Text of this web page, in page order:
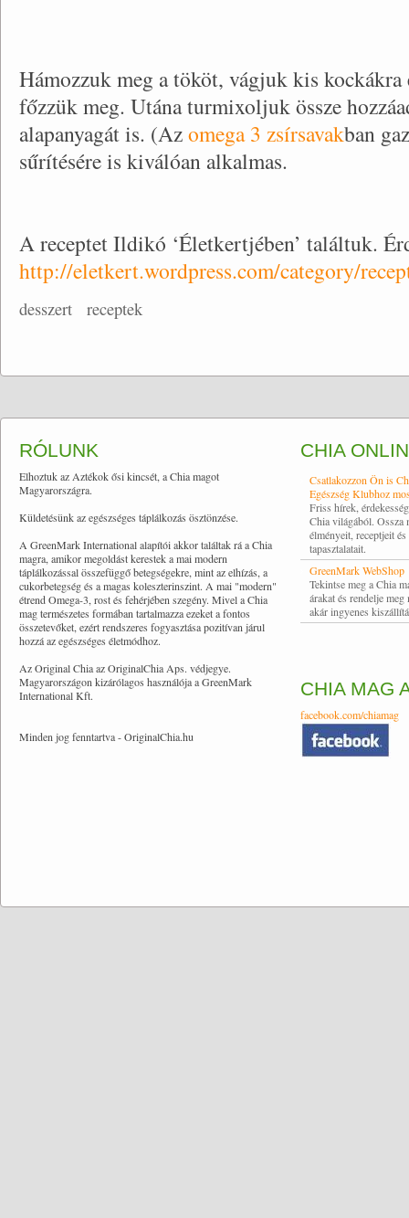
Hámozzuk meg a tököt, vágjuk kis kockákra
főzzük meg. Utána turmixoljuk össze
alapanyagát is. (Azomega 3 zsírsavakban
sűrítésére is kiválóan alkalmas.
A receptet Ildikó ‘Életkertjében’ találtuk.
http://eletkert.wordpress.com/category/
desszert receptek
RÓLUNK
Elhoztuk az Aztékok ősi kincsét, a Chia magot
Magyarországra.
Küldetésünk az egészséges táplálkozás ösztönzése.
A GreenMark International alapítói akkor találtak rá a Chia
magra, amikor megoldást kerestek a mai modern
táplálkozással összefüggő betegségekre, mint az elhízás, a
cukorbetegség és a magas koleszterinszint. A mai "modern"
étrend Omega-3, rost és fehérjében szegény. Mivel a Chia
mag természetes formában tartalmazza ezeket a fontos
összetevőket, ezért rendszeres fogyasztása pozitívan járul
hozzá az egészséges életmódhoz.
Az Original Chia az OriginalChia Aps. védjegye.
Magyarországon kizárólagos használója a GreenMark
International Kft.
Minden jog fenntartva - OriginalChia.hu
CHIA
Csatlakozzon Ön is
Egészség Klubhoz
Friss hírek,
Chia világából. Ossza
élményeit, receptjeit és
tapasztalatait.
GreenMark WebShop
Tekintse meg a Chia
árakat és rendelje meg
akár ingyenes
CHIA MAG
facebook.com/chiamag